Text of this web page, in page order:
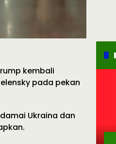
kembali
pada pekan
Ukraina dan